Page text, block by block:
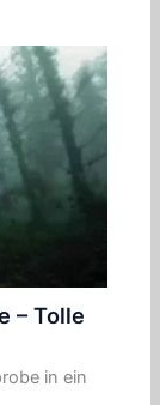
– Tolle
in ein